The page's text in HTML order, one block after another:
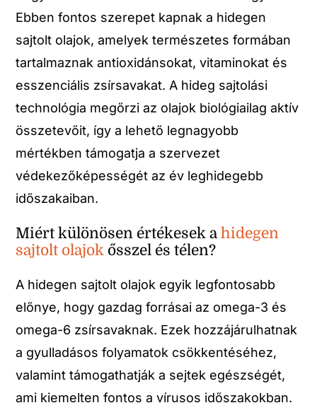
Ebben fontos szerepet kapnak a hidegen
sajtolt olajok, amelyek természetes formában
tartalmaznak antioxidánsokat, vitaminokat és
esszenciális zsírsavakat. A hideg sajtolási
technológia megőrzi az olajok biológiailag aktív
összetevőit, így a lehető legnagyobb
mértékben támogatja a szervezet
védekezőképességét az év leghidegebb
időszakaiban.
Miért különösen értékesek ahidegen
sajtolt olajok ősszel és télen?
A hidegen sajtolt olajok egyik legfontosabb
előnye, hogy gazdag forrásai az omega-3 és
omega-6 zsírsavaknak. Ezek hozzájárulhatnak
a gyulladásos folyamatok csökkentéséhez,
valamint támogathatják a sejtek egészségét,
ami kiemelten fontos a vírusos időszakokban.